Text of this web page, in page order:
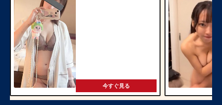
今すぐ見る